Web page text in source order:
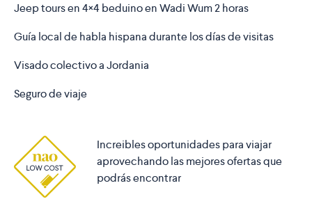
Jeep tours en 4×4 beduino en Wadi Wum 2 horas
Guía local de habla hispana durante los días de visitas
Visado colectivo a Jordania
Seguro de viaje
Increibles oportunidades para viajar
aprovechando las mejores ofertas que
podrás encontrar